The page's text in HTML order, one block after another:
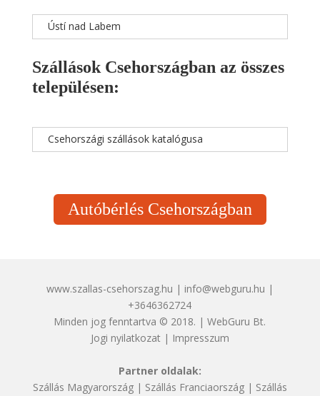
Ústí nad Labem
Szállások Csehországban az összes
településen:
Csehországi szállások katalógusa
Autóbérlés Csehországban
www.szallas-csehorszag.hu | info@webguru.hu |
+3646362724
Minden jog fenntartva © 2018. | WebGuru Bt.
Jogi nyilatkozat| Impresszum
Partner oldalak:
Szállás Magyarország| Szállás Franciaország| Szállás